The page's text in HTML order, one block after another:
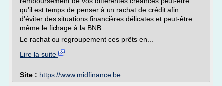
qu'il est temps de penser à un rachat de crédit afin
d'éviter des situations financières délicates et peut-être
même le fichage à la BNB.
Le rachat ou regroupement des prêts en...
Lire la suite
Site : https://www.midfinance.be